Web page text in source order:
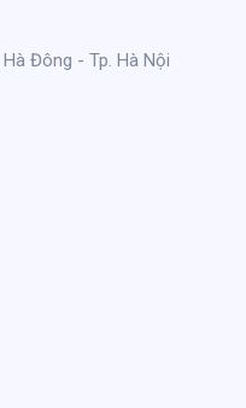
Đông - Tp. Hà Nội